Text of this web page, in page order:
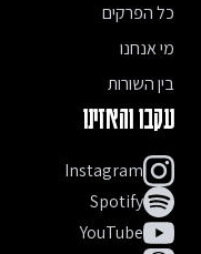
community-taylor-swift/
כל הפרקים
מי אנחנו
בין השורות
עקבו והאזינו
Instagram
Spotify
YouTube